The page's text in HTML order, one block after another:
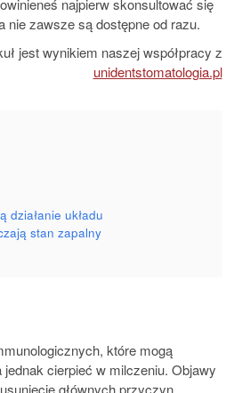
najpierw skonsultować się
nie zawsze są dostępne od razu.
jest wynikiem naszej współpracy z
unidentstomatologia.pl
działanie układu
stan zapalny
które mogą
cierpieć w milczeniu. Objawy
głównych przyczyn